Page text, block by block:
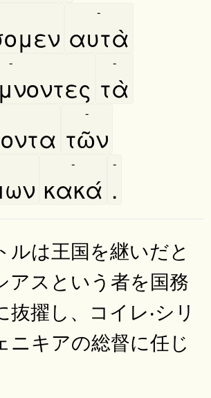
αυτὰ
-
-
τὰ
-
τῶν
-
κακά
-
.
-
ルは王国を継いだと
アスという者を国務
抜擢し、コイレ‧シリ
ニキアの総督に任じ